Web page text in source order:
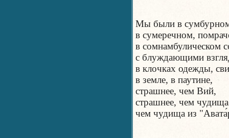
Мы были в
в сумеречном,
в сомнамбулическом
с блуждающими
в клочках одежды,
в земле, в паутине,
страшнее, чем Вий,
страшнее, чем
чем чудища из